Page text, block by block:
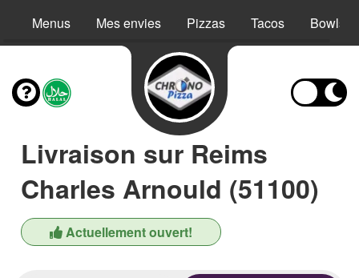
Menus Mes envies Pizzas Tacos Bowls
Livraison sur Reims
Charles Arnould (51100)
Actuellement ouvert!